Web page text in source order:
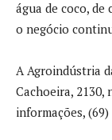
água de coco,
o negócio
A Agroindústria
Cachoeira, 2130,
informações, (69)